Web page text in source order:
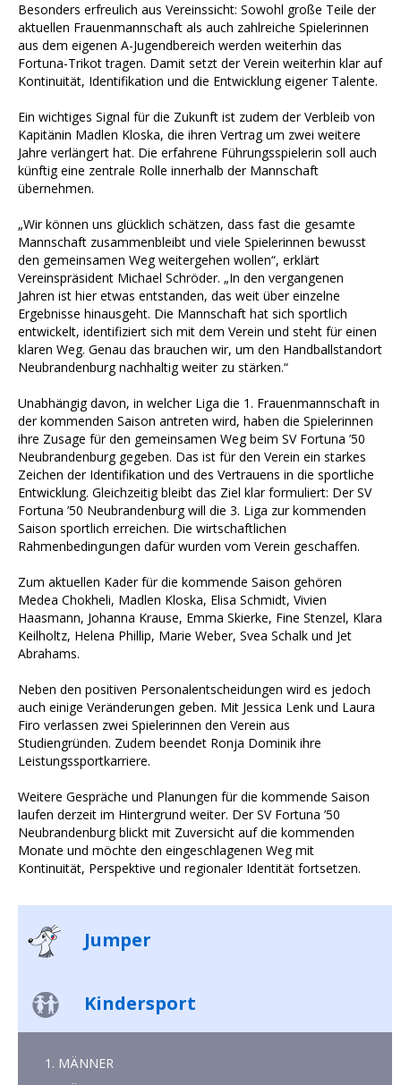
Besonders erfreulich aus Vereinssicht: Sowohl große Teile der
aktuellen Frauenmannschaft als auch zahlreiche Spielerinnen
aus dem eigenen A-Jugendbereich werden weiterhin das
Fortuna-Trikot tragen. Damit setzt der Verein weiterhin klar auf
Kontinuität, Identifikation und die Entwicklung eigener Talente.
Ein wichtiges Signal für die Zukunft ist zudem der Verbleib von
Kapitänin Madlen Kloska, die ihren Vertrag um zwei weitere
Jahre verlängert hat. Die erfahrene Führungsspielerin soll auch
künftig eine zentrale Rolle innerhalb der Mannschaft
übernehmen.
„Wir können uns glücklich schätzen, dass fast die gesamte
Mannschaft zusammenbleibt und viele Spielerinnen bewusst
den gemeinsamen Weg weitergehen wollen“, erklärt
Vereinspräsident Michael Schröder. „In den vergangenen
Jahren ist hier etwas entstanden, das weit über einzelne
Ergebnisse hinausgeht. Die Mannschaft hat sich sportlich
entwickelt, identifiziert sich mit dem Verein und steht für einen
klaren Weg. Genau das brauchen wir, um den Handballstandort
Neubrandenburg nachhaltig weiter zu stärken.“
Unabhängig davon, in welcher Liga die 1. Frauenmannschaft in
der kommenden Saison antreten wird, haben die Spielerinnen
ihre Zusage für den gemeinsamen Weg beim SV Fortuna ’50
Neubrandenburg gegeben. Das ist für den Verein ein starkes
Zeichen der Identifikation und des Vertrauens in die sportliche
Entwicklung. Gleichzeitig bleibt das Ziel klar formuliert: Der SV
Fortuna ’50 Neubrandenburg will die 3. Liga zur kommenden
Saison sportlich erreichen. Die wirtschaftlichen
Rahmenbedingungen dafür wurden vom Verein geschaffen.
Zum aktuellen Kader für die kommende Saison gehören
Medea Chokheli, Madlen Kloska, Elisa Schmidt, Vivien
Haasmann, Johanna Krause, Emma Skierke, Fine Stenzel, Klara
Keilholtz, Helena Phillip, Marie Weber, Svea Schalk und Jet
Abrahams.
Neben den positiven Personalentscheidungen wird es jedoch
auch einige Veränderungen geben. Mit Jessica Lenk und Laura
Firo verlassen zwei Spielerinnen den Verein aus
Studiengründen. Zudem beendet Ronja Dominik ihre
Leistungssportkarriere.
Weitere Gespräche und Planungen für die kommende Saison
laufen derzeit im Hintergrund weiter. Der SV Fortuna ’50
Neubrandenburg blickt mit Zuversicht auf die kommenden
Monate und möchte den eingeschlagenen Weg mit
Kontinuität, Perspektive und regionaler Identität fortsetzen.
Jumper
Kindersport
1. MÄNNER